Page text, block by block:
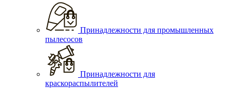
Принадлежности для промышленных
пылесосов
Принадлежности для
краскораспылителей